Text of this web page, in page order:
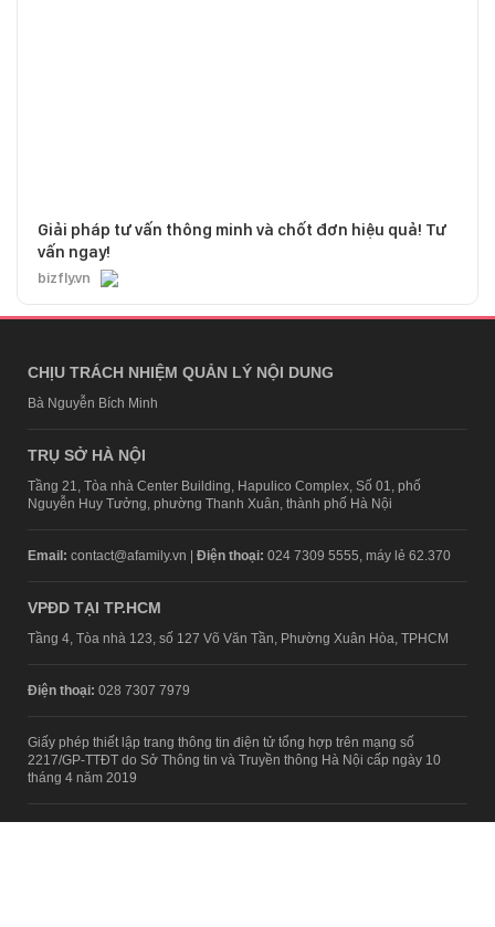
Giải pháp tư vấn thông minh và chốt đơn hiệu quả! Tư
vấn ngay!
bizfly.vn
CHỊU TRÁCH NHIỆM QUẢN LÝ NỘI DUNG
Bà Nguyễn Bích Minh
TRỤ SỞ HÀ NỘI
Tầng 21, Tòa nhà Center Building, Hapulico Complex, Số 01, phố
Nguyễn Huy Tưởng, phường Thanh Xuân, thành phố Hà Nội
Email: contact@afamily.vn | Điện thoại: 024 7309 5555, máy lẻ 62.370
VPĐD TẠI TP.HCM
Tầng 4, Tòa nhà 123, số 127 Võ Văn Tần, Phường Xuân Hòa, TPHCM
Điện thoại: 028 7307 7979
Giấy phép thiết lập trang thông tin điện tử tổng hợp trên mạng số
2217/GP-TTĐT do Sở Thông tin và Truyền thông Hà Nội cấp ngày 10
tháng 4 năm 2019